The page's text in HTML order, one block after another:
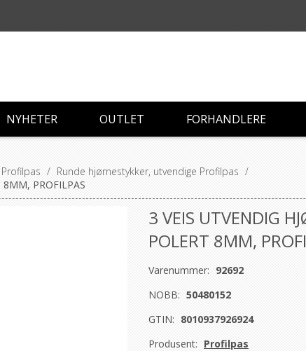
NYHETER OUTLET FORHANDLERE
/ Runde hjørnestykker, utvendige Profilpas /
PROFILPAS
3 VEIS UTVENDIG
POLERT 8MM,
Varenummer: 92692
NOBB: 50480152
GTIN: 8010937926924
Produsent: Profilpas